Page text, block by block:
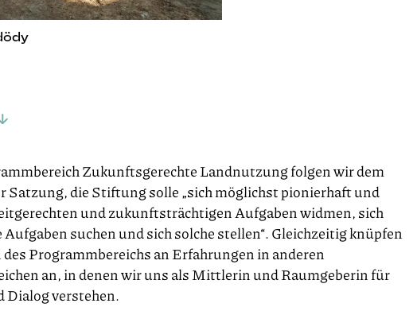
Zukunftsgerechte Landnutzung folgen wir dem
Satzung, die Stiftung solle „sich möglichst pionierhaft und
und zukunftsträchtigen Aufgaben widmen, sich
suchen und sich solche stellen“. Gleichzeitig knüpfen
Programmbereichs an Erfahrungen in anderen
an, in denen wir uns als Mittlerin und Raumgeberin für
Dialog verstehen.